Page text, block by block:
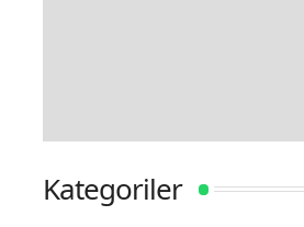
Kategoriler